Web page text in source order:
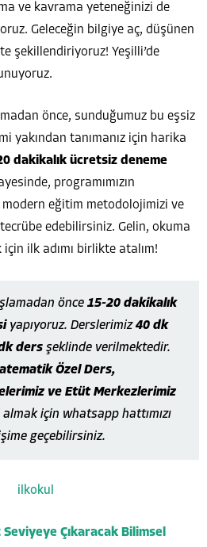
ve kavrama yeteneğinizi de
Geleceğin bilgiye aç, düşünen
şekillendiriyoruz! Yeşilli’de
önce, sunduğumuz bu eşsiz
yakından tanımanız için harika
dakikalık ücretsiz deneme
programımızın
modern eğitim metodolojimizi ve
edebilirsiniz. Gelin, okuma
ilk adımı birlikte atalım!
önce 15-20 dakikalık
yapıyoruz. Derslerimiz40 dk
ders şeklinde verilmektedir.
Özel Ders,
ve Etüt Merkezlerimiz
almak için whatsapp hattımızı
geçebilirsiniz.
Çıkaracak Bilimsel